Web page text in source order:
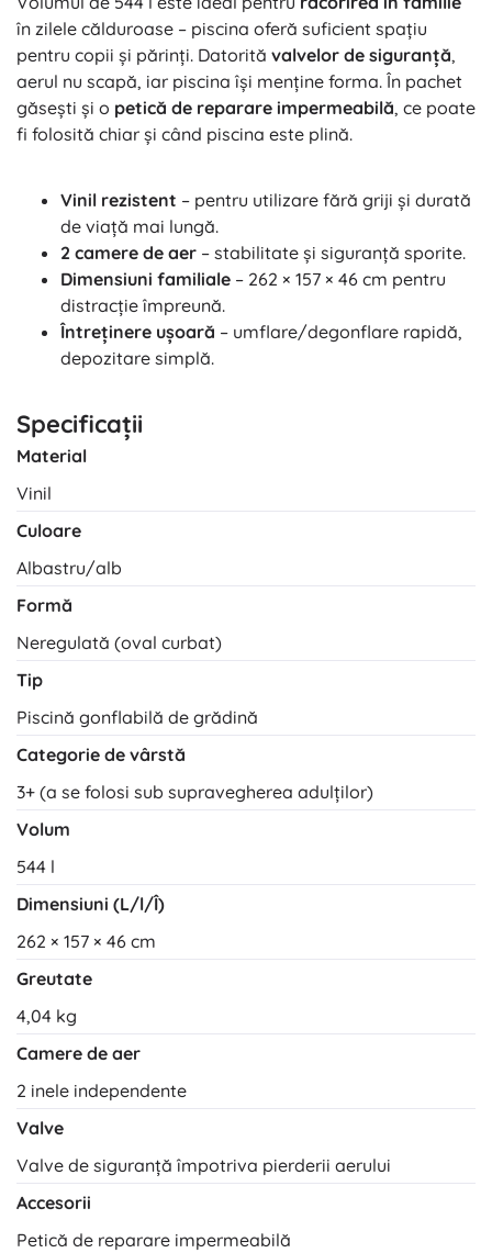
în zilele călduroase – piscina oferă suficient spațiu
pentru copii și părinți. Datorită valvelor de siguranță,
aerul nu scapă, iar piscina își menține forma. În pachet
găsești și o petică de reparare impermeabilă, ce poate
fi folosită chiar și când piscina este plină.
Vinil rezistent – pentru utilizare fără griji și durată
de viață mai lungă.
2 camere de aer – stabilitate și siguranță sporite.
Dimensiuni familiale – 262 × 157 × 46 cm pentru
distracție împreună.
Întreținere ușoară – umflare/degonflare rapidă,
depozitare simplă.
Specificații
Material
Vinil
Culoare
Albastru/alb
Formă
Neregulată (oval curbat)
Tip
Piscină gonflabilă de grădină
Categorie de vârstă
3+ (a se folosi sub supravegherea adulților)
Volum
544 l
Dimensiuni (L/l/Î)
262 × 157 × 46 cm
Greutate
4,04 kg
Camere de aer
2 inele independente
Valve
Valve de siguranță împotriva pierderii aerului
Accesorii
Petică de reparare impermeabilă